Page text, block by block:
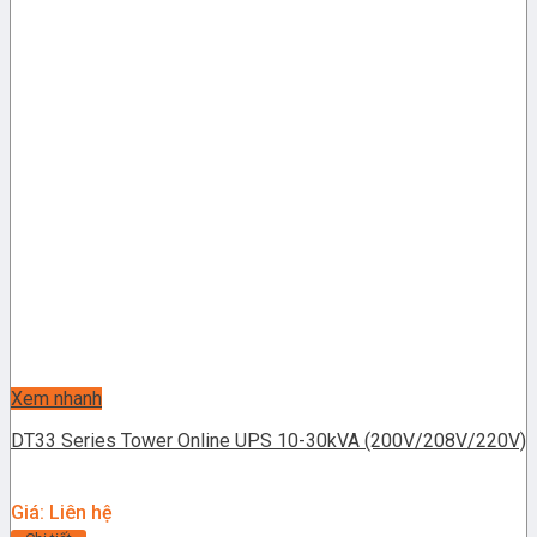
Xem nhanh
DT33 Series Tower Online UPS 10-30kVA (200V/208V/220V)
Giá: Liên hệ